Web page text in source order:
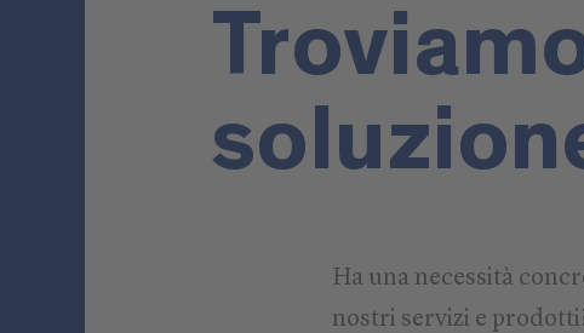
Ha una necessità
nostri servizi e